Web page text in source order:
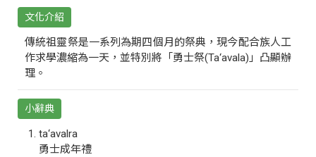
文化介紹
傳統祖靈祭是一系列為期四個月的祭典，現今配合族人工
作求學濃縮為一天，並特別將「勇士祭(Ta‘avala)」凸顯辦
理。
小辭典
ta‘avalra
勇士成年禮